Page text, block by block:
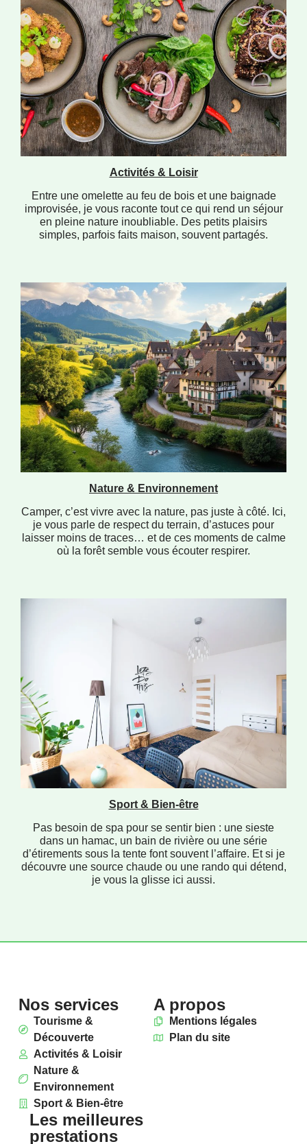
Activités & Loisir
Entre une omelette au feu de bois et une baignade
improvisée, je vous raconte tout ce qui rend un séjour
en pleine nature inoubliable. Des petits plaisirs
simples, parfois faits maison, souvent partagés.
Nature & Environnement
Camper, c’est vivre avec la nature, pas juste à côté. Ici,
je vous parle de respect du terrain, d’astuces pour
laisser moins de traces… et de ces moments de calme
où la forêt semble vous écouter respirer.
Sport & Bien-être
Pas besoin de spa pour se sentir bien : une sieste
dans un hamac, un bain de rivière ou une série
d’étirements sous la tente font souvent l’affaire. Et si je
découvre une source chaude ou une rando qui détend,
je vous la glisse ici aussi.
Nos services
Tourisme &
Découverte
Activités & Loisir
Nature &
Environnement
Sport & Bien-être
A propos
Mentions légales
Plan du site
Les meilleures
prestations